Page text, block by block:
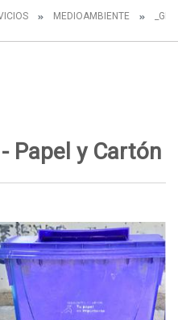
MEDIOAMBIENTE
Papel y Cartón